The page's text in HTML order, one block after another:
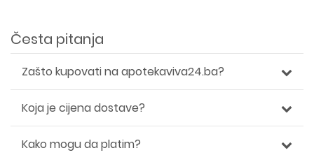
Česta pitanja
Zašto kupovati na apotekaviva24.ba?
Koja je cijena dostave?
Kako mogu da platim?